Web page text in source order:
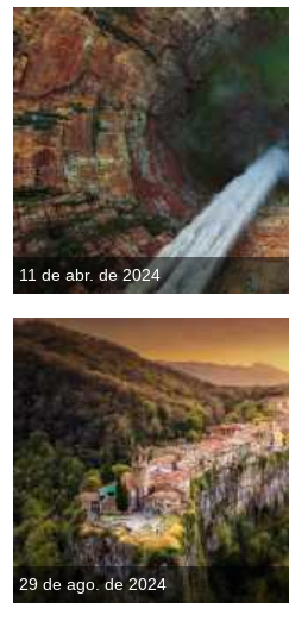
11 de abr. de 2024
29 de ago. de 2024